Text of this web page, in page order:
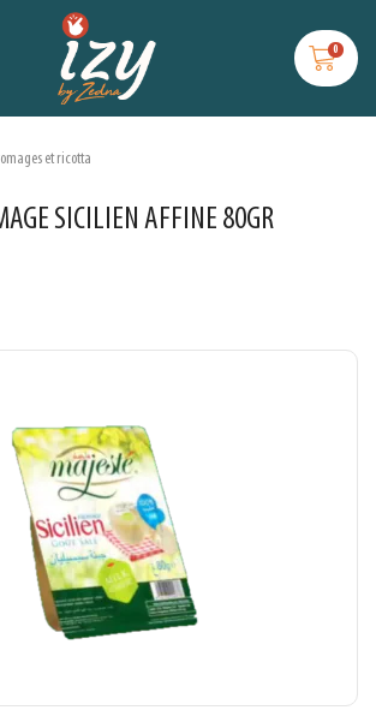
0
et ricotta
SICILIEN AFFINE 80GR